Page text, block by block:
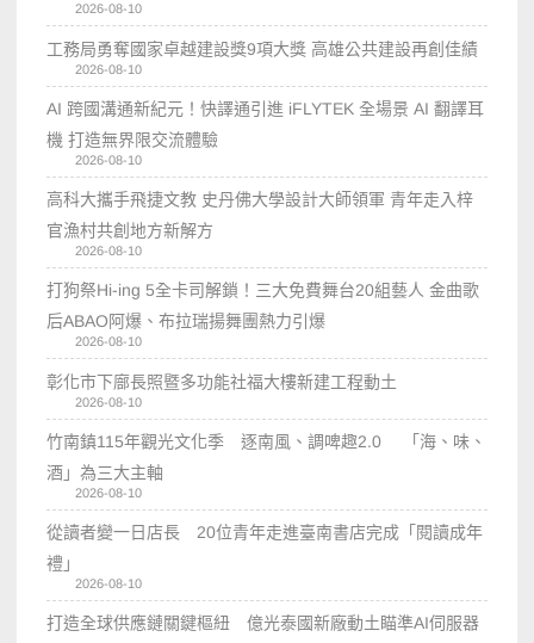
2026-08-10
工務局勇奪國家卓越建設獎9項大獎 高雄公共建設再創佳績
2026-08-10
AI 跨國溝通新紀元！快譯通引進 iFLYTEK 全場景 AI 翻譯耳
機 打造無界限交流體驗
2026-08-10
高科大攜手飛捷文教 史丹佛大學設計大師領軍 青年走入梓
官漁村共創地方新解方
2026-08-10
打狗祭Hi-ing 5全卡司解鎖！三大免費舞台20組藝人 金曲歌
后ABAO阿爆、布拉瑞揚舞團熱力引爆
2026-08-10
彰化市下廍長照暨多功能社福大樓新建工程動土
2026-08-10
竹南鎮115年觀光文化季 逐南風、調啤趣2.0 「海、味、
酒」為三大主軸
2026-08-10
從讀者變一日店長 20位青年走進臺南書店完成「閱讀成年
禮」
2026-08-10
打造全球供應鏈關鍵樞紐 億光泰國新廠動土瞄準AI伺服器